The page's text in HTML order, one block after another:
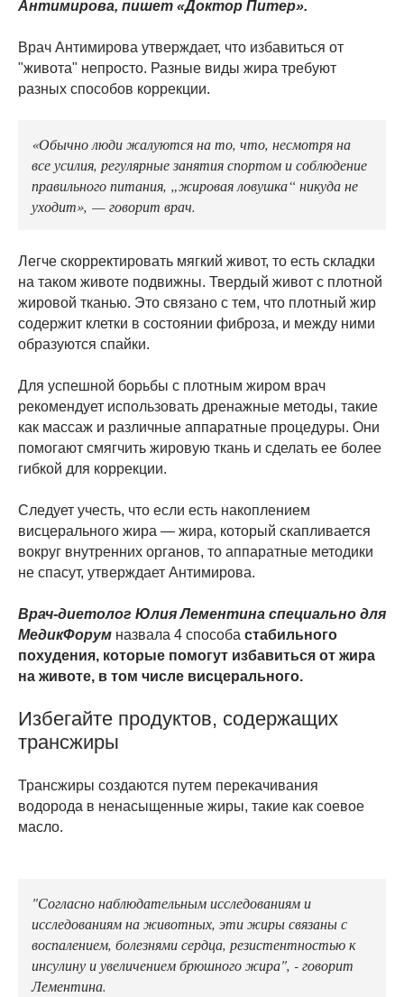
Антимирова, пишет «Доктор Питер».
Врач Антимирова утверждает, что избавиться от
"живота" непросто. Разные виды жира требуют
разных способов коррекции.
«Обычно люди жалуются на то, что, несмотря на
все усилия, регулярные занятия спортом и соблюдение
правильного питания, „жировая ловушка“ никуда не
уходит», — говорит врач.
Легче скорректировать мягкий живот, то есть складки
на таком животе подвижны. Твердый живот с плотной
жировой тканью. Это связано с тем, что плотный жир
содержит клетки в состоянии фиброза, и между ними
образуются спайки.
Для успешной борьбы с плотным жиром врач
рекомендует использовать дренажные методы, такие
как массаж и различные аппаратные процедуры. Они
помогают смягчить жировую ткань и сделать ее более
гибкой для коррекции.
Следует учесть, что если есть накоплением
висцерального жира — жира, который скапливается
вокруг внутренних органов, то аппаратные методики
не спасут, утверждает Антимирова.
Врач-диетолог Юлия Лементина специально для
МедикФорум назвала 4 способа стабильного
похудения, которые помогут избавиться от жира
на животе, в том числе висцерального.
Избегайте продуктов, содержащих
трансжиры
Трансжиры создаются путем перекачивания
водорода в ненасыщенные жиры, такие как соевое
масло.
"Согласно наблюдательным исследованиям и
исследованиям на животных, эти жиры связаны с
воспалением, болезнями сердца, резистентностью к
инсулину и увеличением брюшного жира", - говорит
Лементина.